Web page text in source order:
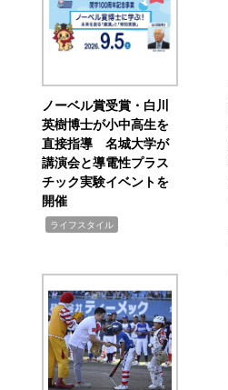
ノーベル賞受賞・白川
英樹博士が小中高生を
直接指導 名城大学が
講演会と導電性プラス
チック実験イベントを
開催
ライフスタイル